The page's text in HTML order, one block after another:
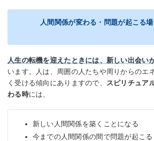
人間関係が変わる・問題が起こる
人生の転機を迎えたときには、新しい出会い
います。人は、周囲の人たちや周りからのエ
く受ける傾向にありますので、
スピリチュア
わる時には、
新しい人間関係を築くことになる
今までの人間関係の間で問題が起こる